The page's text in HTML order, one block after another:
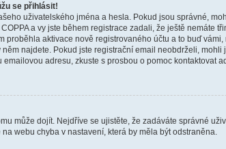
se přihlásit!
uživatelského jména a hesla. Pokud jsou správné,
a vy jste během registrace zadali, že ještě nemáte
proběhla aktivace nově registrovaného účtu a to buď
najdete. Pokud jste registrační email neobdrželi,
adresu, zkuste s prosbou o pomoc kontaktovat
může dojít. Nejdříve se ujistěte, že zadáváte správné
webu chyba v nastavení, která by měla být odstraněna.